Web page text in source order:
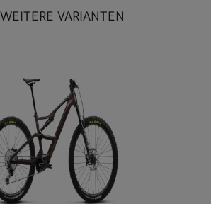
WEITERE VARIANTEN